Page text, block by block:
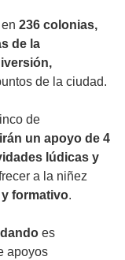
236 colonias,
de la
de la ciudad.
de
un apoyo de 4
lúdicas y
a la niñez
formativo.
es
apoyos